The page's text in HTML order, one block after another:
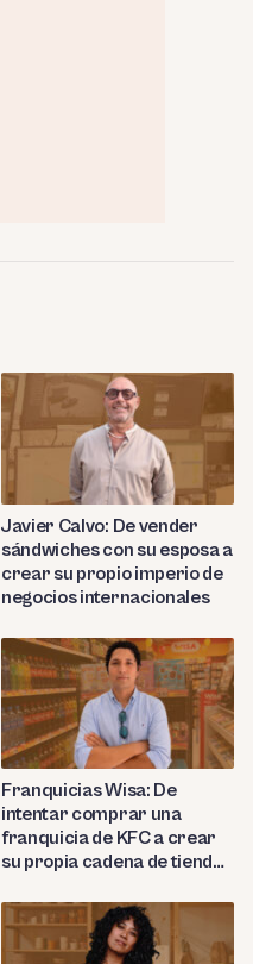
Javier Calvo: De vender
sándwiches con su esposa a
crear su propio imperio de
negocios internacionales
Franquicias Wisa: De
intentar comprar una
franquicia de KFC a crear
su propia cadena de tiendas
Huancayo